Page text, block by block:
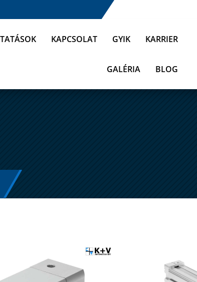
KAPCSOLAT GYIK KARRIER
GALÉRIA BLOG